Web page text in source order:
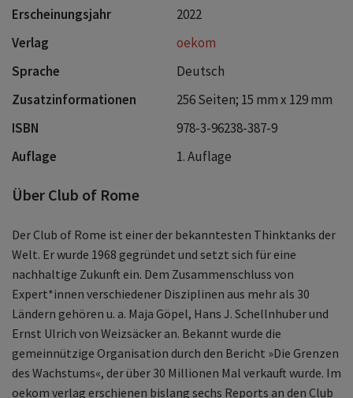
Erscheinungsjahr
2022
Verlag
oekom
Sprache
Deutsch
Zusatzinformationen
256 Seiten; 15 mm x 129 mm
ISBN
978-3-96238-387-9
Auflage
1. Auflage
Über Club of Rome
Der Club of Rome ist einer der bekanntesten Thinktanks der
Welt. Er wurde 1968 gegründet und setzt sich für eine
nachhaltige Zukunft ein. Dem Zusammenschluss von
Expert*innen verschiedener Disziplinen aus mehr als 30
Ländern gehören u. a. Maja Göpel, Hans J. Schellnhuber und
Ernst Ulrich von Weizsäcker an. Bekannt wurde die
gemeinnützige Organisation durch den Bericht »Die Grenzen
des Wachstums«, der über 30 Millionen Mal verkauft wurde. Im
oekom verlag erschienen bislang sechs Reports an den Club